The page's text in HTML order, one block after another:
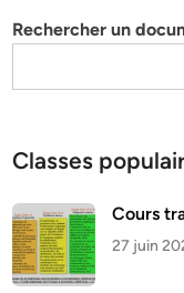
Rechercher un
Classes
Cours
27 juin